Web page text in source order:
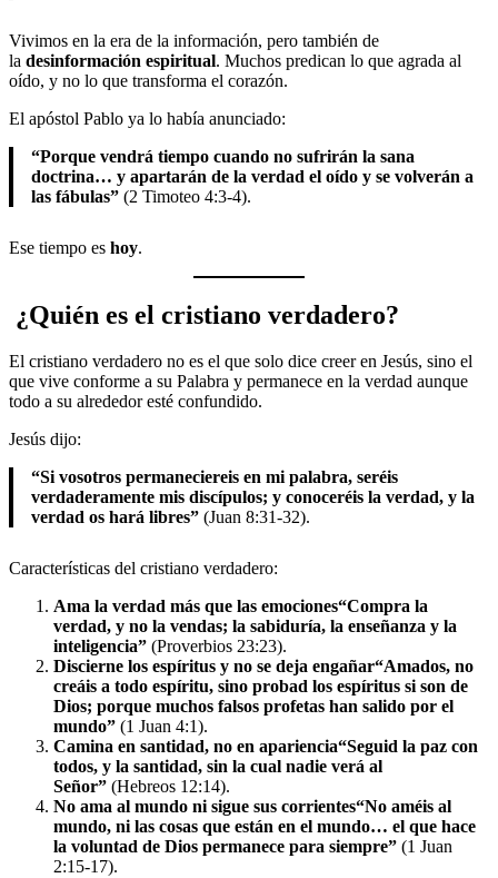
Vivimos en la era de la información, pero también de
la desinformación espiritual. Muchos predican lo que agrada al
oído, y no lo que transforma el corazón.
El apóstol Pablo ya lo había anunciado:
“Porque vendrá tiempo cuando no sufrirán la sana
doctrina… y apartarán de la verdad el oído y se volverán a
las fábulas” (2 Timoteo 4:3-4).
Ese tiempo es hoy.
¿Quién es el cristiano verdadero?
El cristiano verdadero no es el que solo dice creer en Jesús, sino el
que vive conforme a su Palabra y permanece en la verdad aunque
todo a su alrededor esté confundido.
Jesús dijo:
“Si vosotros permaneciereis en mi palabra, seréis
verdaderamente mis discípulos; y conoceréis la verdad, y la
verdad os hará libres” (Juan 8:31-32).
Características del cristiano verdadero:
Ama la verdad más que las emociones“Compra la
verdad, y no la vendas; la sabiduría, la enseñanza y la
inteligencia” (Proverbios 23:23).
Discierne los espíritus y no se deja engañar“Amados, no
creáis a todo espíritu, sino probad los espíritus si son de
Dios; porque muchos falsos profetas han salido por el
mundo” (1 Juan 4:1).
Camina en santidad, no en apariencia“Seguid la paz con
todos, y la santidad, sin la cual nadie verá al
Señor” (Hebreos 12:14).
No ama al mundo ni sigue sus corrientes“No améis al
mundo, ni las cosas que están en el mundo… el que hace
la voluntad de Dios permanece para siempre” (1 Juan
2:15-17).